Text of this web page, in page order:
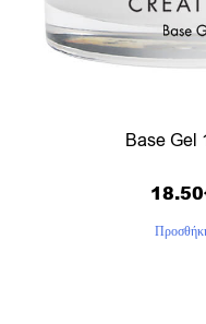
Base Gel
18.50